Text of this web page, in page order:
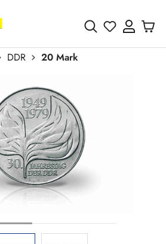
Du hast 0
DDR
20 Mark